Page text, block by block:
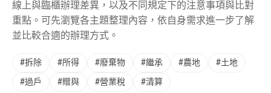
線上與臨櫃辦理差異，以及不同規定下的注意事項與比對
重點。可先瀏覽各主題整理內容，依自身需求進一步了解
並比較合適的辦理方式。
#拆除 #所得 #廢棄物 #繼承 #農地 #土地
#過戶 #贈與 #營業稅 #清算